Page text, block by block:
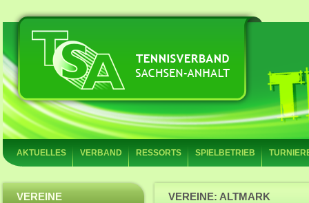
AKTUELLES VERBAND RESSORTS SPIELBETRIEB
VEREINE VEREINE: ALTMARK